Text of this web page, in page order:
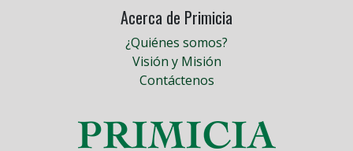
Acerca de Primicia
¿Quiénes somos?
Visión y Misión
Contáctenos